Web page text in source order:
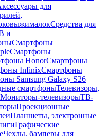
для
Средства для
и
Смартфоны
Смартфоны
HonorСмартфоны
InfinixСмартфоны
Samsung Galaxy S26
смартфоныТелевизоры,
Мониторы-телевизорыТВ-
Проекционные
Планшеты, электронные
Графические
Чехлы, бамперы для